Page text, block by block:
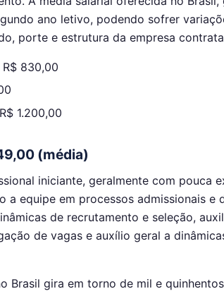
ano letivo, podendo sofrer
porte e estrutura da empresa
830,00
1.200,00
(média)
iniciante, geralmente com pouca
a equipe em processos admissionais e
de recrutamento e seleção,
de vagas e auxílio geral a
Brasil gira em torno de mil e